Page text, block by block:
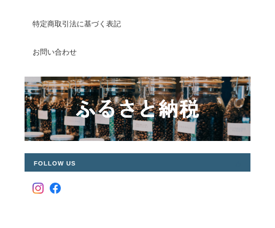
特定商取引法に基づく表記
お問い合わせ
FOLLOW US